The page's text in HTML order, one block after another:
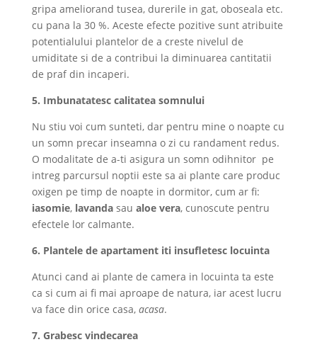
gripa ameliorand tusea, durerile in gat, oboseala etc.
cu pana la 30 %. Aceste efecte pozitive sunt atribuite
potentialului plantelor de a creste nivelul de
umiditate si de a contribui la diminuarea cantitatii
de praf din incaperi.
5. Imbunatatesc calitatea somnului
Nu stiu voi cum sunteti, dar pentru mine o noapte cu
un somn precar inseamna o zi cu randament redus.
O modalitate de a-ti asigura un somn odihnitor pe
intreg parcursul noptii este sa ai plante care produc
oxigen pe timp de noapte in dormitor, cum ar fi:
iasomie, lavandasau aloe vera, cunoscute pentru
efectele lor calmante.
6. Plantele de apartament iti insufletesc locuinta
Atunci cand ai plante de camera in locuinta ta este
ca si cum ai fi mai aproape de natura, iar acest lucru
va face din orice casa, acasa.
7. Grabesc vindecarea